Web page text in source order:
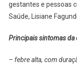
gestantes e pessoas
Saúde, Lisiane
Principais sintomas da
– febre alta, com